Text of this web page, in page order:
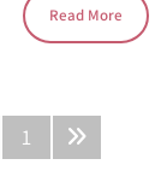
Read More
1